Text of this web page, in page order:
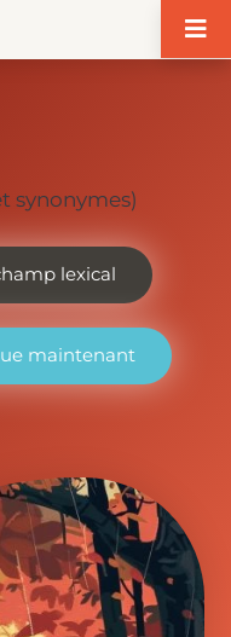
synonymes)
lexical
maintenant